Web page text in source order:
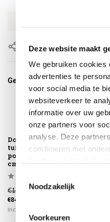
Deze website maakt
We gebruiken cookies
advertenties te
voor social media te
websiteverkeer te
informatie over uw
onze partners voor
analyse. Deze
combineren met
Noodzakelijk
Voorkeuren
Delen
Gerelateerde producten
Donato low dining
tuintafel met 3
poten 160xH69
cm...
€1.129,00
€849,00
Incl. btw
pri...